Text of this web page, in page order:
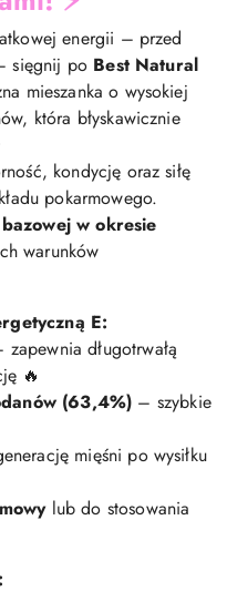
energii – przed
sięgnij po Best Natural
mieszanka o wysokiej
która błyskawicznie
kondycję oraz siłę
pokarmowego.
w okresie
warunków
E:
zapewnia długotrwałą
🔥
(63,4%) – szybkie
mięśni po wysiłku
lub do stosowania